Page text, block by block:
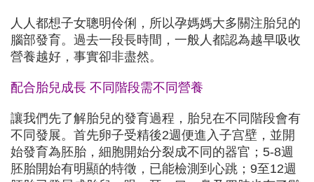
人人都想子女聰明伶俐，所以孕媽媽大多關注胎兒的
腦部發育。過去一段長時間，一般人都認為越早吸收
營養越好，事實卻非盡然。
配合胎兒成長 不同階段需不同營養
讓我們先了解胎兒的發育過程，胎兒在不同階段會有
不同發展。首先卵子受精後2週便進入子宫壁，並開
始發育為胚胎，細胞開始分裂成不同的器官；5-8週
胚胎開始有明顯的特徵，已能檢測到心跳；9至12週